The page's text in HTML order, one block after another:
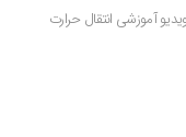
آموزشی انتقال حرارت